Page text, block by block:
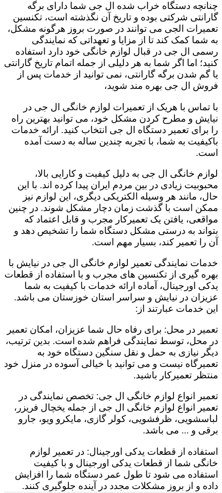
چنانچه دستگاه خراب شده ال جی شما دارای برگه
گارانتی شرکتی بوده و تاریخ آن نگذشته است، تکنسین
تعمیرات الجی می توانند در صورت بروز هرگونه مشکل،
به شما کمک کند تا از مزایا و تعهداتی که نمایندگی
رسمی ال جی در قبال لوازم خانگی خود دارد استفاده
کنید؛ اما اگر شما به هر دلیلی از جمله اتمام تاریخ گارانتی
یا گم شدن برگه گارانتی، نمی توانید از خدمات پس از
فروش ال جی بهره مند شوید،
با تماس با هریک از تعمیرات لوازم خانگی ال جی در
نیایش و مطرح کردن مشکل خود، می توانید بهترین راه
را برای تعمیر دستگاه ال جی انتخاب کنید. ارائه خدمات
باکیفیت به شما، با تجربه چندین ساله به دست آمده
است.
لوازم خانگی ال جی به دلیل کیفیت و کارایی بالا،
محبوبیت زیادی در بین مردم ایران پیدا کرده اند. با این
حال، مانند هر وسیله الکتریکی دیگری، این لوازم نیز
ممکن است با گذشت زمان دچار مشکل شوند. در چنین
مواقعی، یافتن یک تعمیرکار مجرب و قابل اعتماد که
بتواند به درستی مشکل دستگاه شما را تشخیص دهد و
آن را تعمیر کند، بسیار مهم است.
خدمات نمایندگی تعمیر لوازم خانگی ال جی در نیایش با
بهره گیری از تکنسین های مجرب و با استفاده از قطعات
یدکی اورجینال، آماده ارائه خدمات با کیفیت به شما
عزیزان در نیایش و سراسر استان خوزستان می باشد.
این خدمات عبارتند از:
تعمیر در محل: برای رفاه حال شما عزیزان، امکان تعمیر
در محل، توسط نمایندگی فراهم شده است. بدین ترتیب،
دیگر نیازی به حمل و نقل سنگین دستگاه خود به
تعمیرگاه نیست و می توانید با خیالی آسوده در منزل خود
منتظر تعمیرکار باشید.
تعمیر انواع لوازم خانگی ال جی: تخصص نمایندگی در
تعمیر انواع لوازم خانگی ال جی از جمله یخچال فریزر،
لباسشویی، ظرفشویی، کولر گازی، مایکرو ویو، جارو
برقی و ... می باشد.
استفاده از قطعات یدکی اورجینال: در تعمیر لوازم
خانگی شما از قطعات یدکی اورجینال و با کیفیت
استفاده می شود تا طول عمر دستگاه شما را افزایش
داده و از بروز مشکلات مجدد در آینده جلوگیری کنند.